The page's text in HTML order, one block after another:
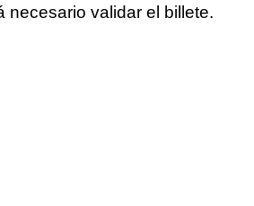
necesario validar el billete.